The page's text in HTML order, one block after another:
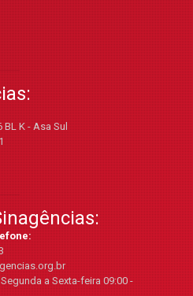
BL K - Asa Sul
Segunda a Sexta-feira 09:00 -